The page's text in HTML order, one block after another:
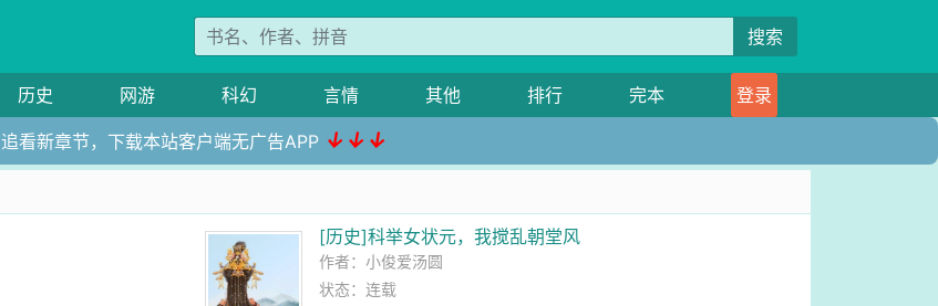
搜索
历史 网游 科幻 言情 其他 排行 完本 登录
追看新章节，下载本站客户端无广告APP ↓↓↓
[历史]科举女状元，我搅乱朝堂风
作者： 小俊爱汤圆
状态：连载